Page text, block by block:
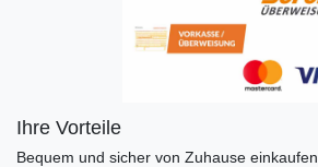
Ihre Vorteile
Bequem und sicher von Zuhause einkaufen